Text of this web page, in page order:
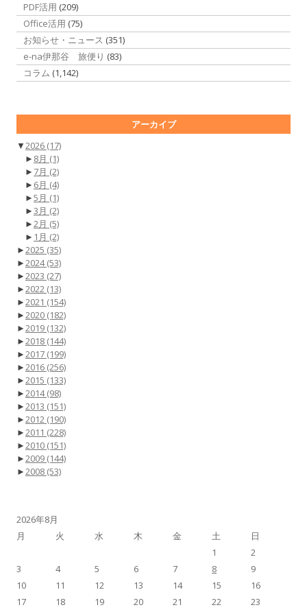
PDF活用 (209)
Office活用 (75)
お知らせ・ニュース (351)
e-na伊那谷 旅便り (83)
コラム (1,142)
アーカイブ
▼2026 (17)
► 8月 (1)
► 7月 (2)
► 6月 (4)
►5月 (1)
►3月 (2)
►2月 (5)
► 1月 (2)
►2025 (35)
►2024(53)
►2023 (27)
►2022 (13)
►2021 (154)
►2020 (182)
►2019 (132)
►2018 (144)
►2017 (199)
►2016 (256)
►2015 (133)
►2014(98)
►2013 (151)
►2012 (190)
►2011 (228)
►2010 (151)
►2009 (144)
►2008 (53)
2026年8月
月
火 水 木 金 土
日
1
2
3
4 5 6 7 8
9
10
11 12 13 14 15
16
17
18 19 20 21 22
23